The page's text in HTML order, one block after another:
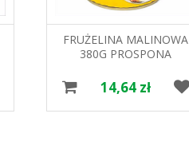
FRUŻELINA MALINOWA
380G PROSPONA
14,64 zł